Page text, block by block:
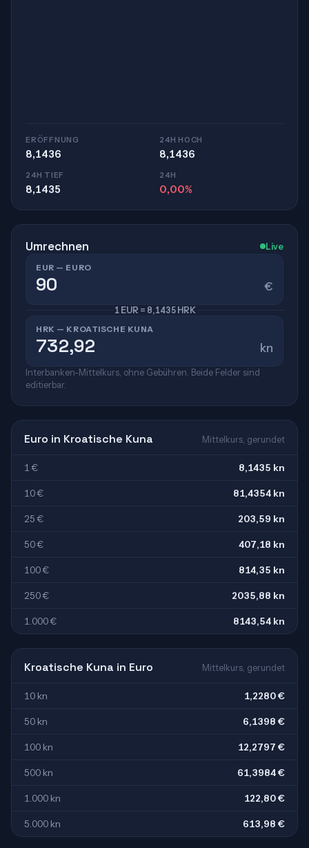
ERÖFFNUNG
8,1436
24H HOCH
8,1436
24H TIEF
8,1435
24H
0,00%
Umrechnen Live
EUR — EURO
€
1 EUR = 8,1435 HRK
HRK — KROATISCHE KUNA
kn
Interbanken-Mittelkurs, ohne Gebühren. Beide Felder sind
editierbar.
Euro in Kroatische Kuna Mittelkurs, gerundet
1 € 8,1435 kn
10 € 81,4354 kn
25 € 203,59 kn
50 € 407,18 kn
100 € 814,35 kn
250 € 2035,88 kn
1.000 € 8143,54 kn
Kroatische Kuna in Euro Mittelkurs, gerundet
10 kn 1,2280 €
50 kn 6,1398 €
100 kn 12,2797 €
500 kn 61,3984 €
1.000 kn 122,80 €
5.000 kn 613,98 €